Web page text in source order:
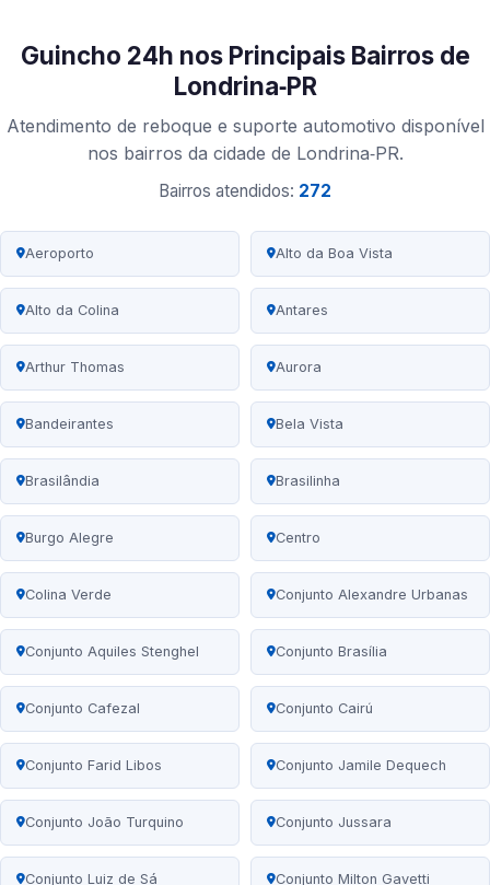
Guincho 24h nos Principais Bairros de
Londrina‑PR
Atendimento de reboque e suporte automotivo disponível
nos bairros da cidade de Londrina‑PR.
Bairros atendidos: 272
Aeroporto Alto da Boa Vista
Alto da Colina Antares
Arthur Thomas Aurora
Bandeirantes Bela Vista
Brasilândia Brasilinha
Burgo Alegre Centro
Colina Verde Conjunto Alexandre Urbanas
Conjunto Aquiles Stenghel Conjunto Brasília
Conjunto Cafezal Conjunto Cairú
Conjunto Farid Libos Conjunto Jamile Dequech
Conjunto João Turquino Conjunto Jussara
Conjunto Luiz de Sá Conjunto Milton Gavetti